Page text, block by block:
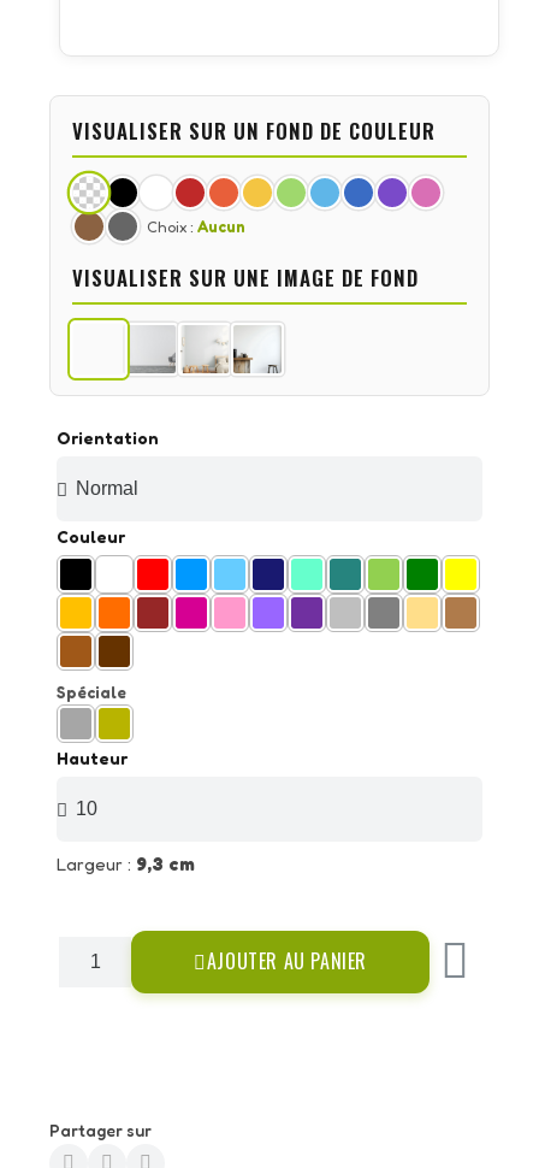
Orientation
Couleur
Spéciale
Hauteur
Largeur : 9,3 cm
AJOUTER AU PANIER
Partager sur
VISUALISER SUR UN FOND DE COULEUR
Choix : Aucun
VISUALISER SUR UNE IMAGE DE FOND